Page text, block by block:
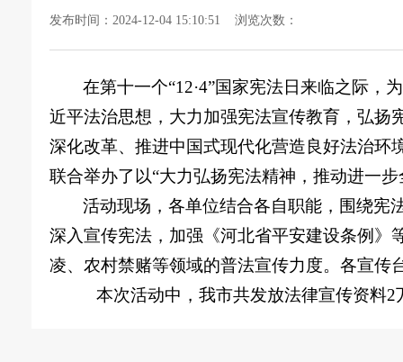
发布时间：2024-12-04 15:10:51 浏览次数：
在第十一个“12·4”国家宪法日来临之际，
近平法治思想，大力加强宪法宣传教育，弘扬
深化改革、推进中国式现代化营造良好法治环
联合举办了以“大力弘扬宪法精神，推动进一
活动现场，各单位结合各自职能，围绕宪
深入宣传宪法，加强《河北省平安建设条例》
凌、农村禁赌等领域的普法宣传力度。各宣传
本次活动中，我市共发放法律宣传资料2